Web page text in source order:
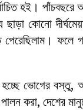
হই।
ছাড়া কোনো
পেরেছিলাম।
হচ্ছে ভোগের
করা, দেশের